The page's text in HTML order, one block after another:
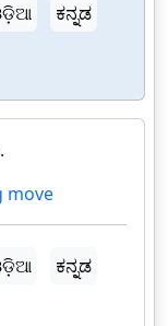
ಕನ್ನಡ
move
ಕನ್ನಡ